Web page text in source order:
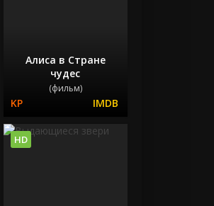
Алиса в Стране
чудес
(фильм)
HD